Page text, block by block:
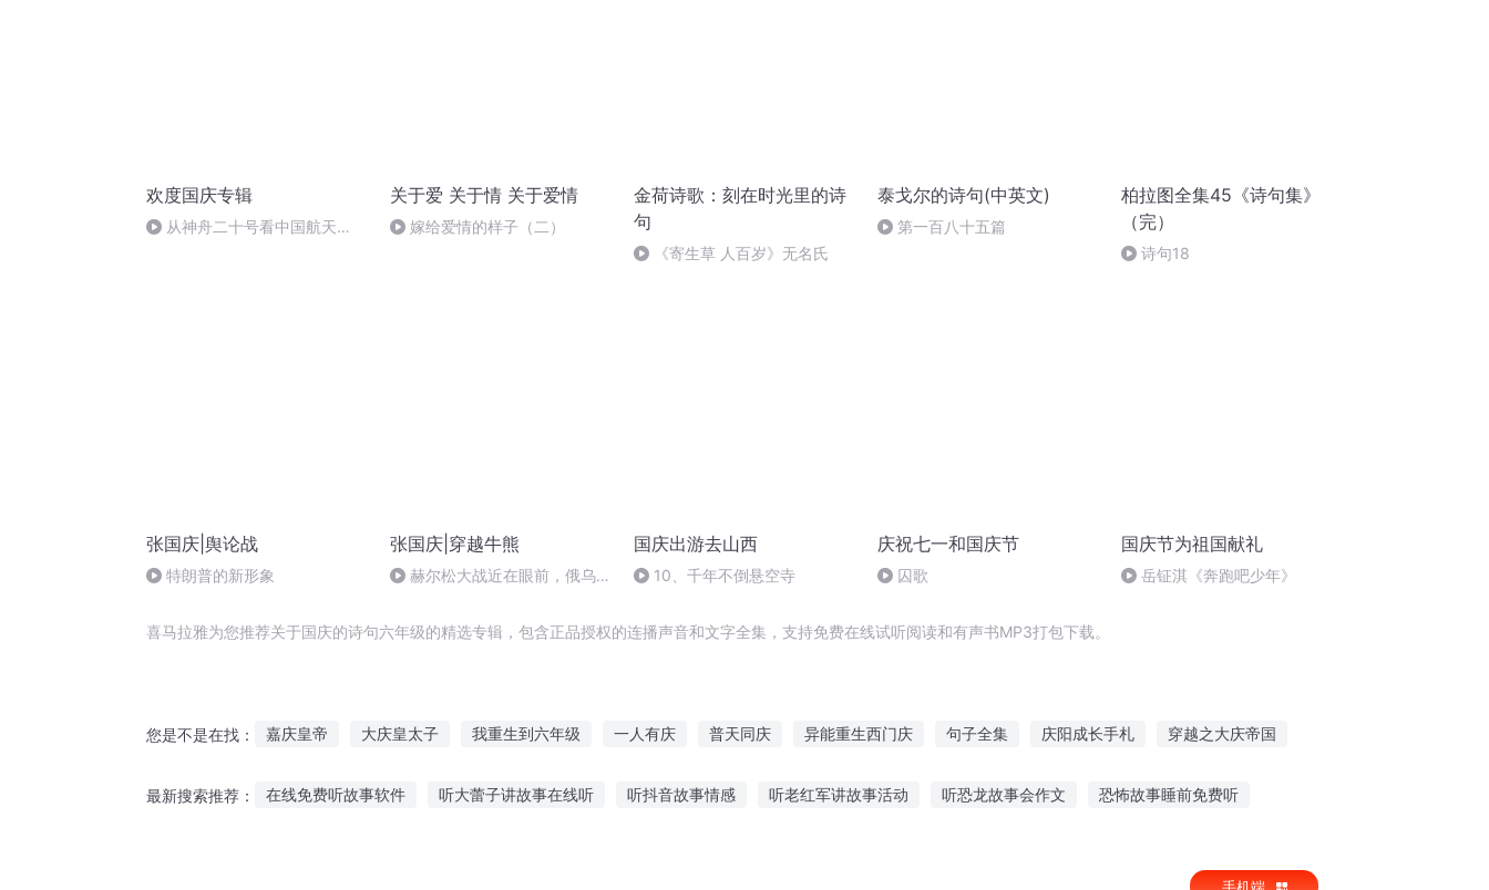
欢度国庆专辑
从神舟二十号看中国航天
关于爱 关于情 关于爱情
嫁给爱情的样子（二）
金荷诗歌：刻在时光里的诗
句
《寄生草 人百岁》无名氏
泰戈尔的诗句(中英文)
第一百八十五篇
柏拉图全集45《诗句集》
（完）
诗句18
张国庆|舆论战
特朗普的新形象
张国庆|穿越牛熊
赫尔松大战近在眼前，俄乌冲
国庆出游去山西
10、千年不倒悬空寺
庆祝七一和国庆节
囚歌
国庆节为祖国献礼
岳钲淇《奔跑吧少年》
喜马拉雅为您推荐关于国庆的诗句六年级的精选专辑，包含正品授权的连播声音和文字全集，支持免费在线试听阅读和有声书MP3打包下载。
您是不是在找： 嘉庆皇帝 大庆皇太子 我重生到六年级 一人有庆 普天同庆 异能重生西门庆 句子全集 庆阳成长手札 穿越之大庆帝国
最新搜索推荐： 在线免费听故事软件 听大蕾子讲故事在线听 听抖音故事情感 听老红军讲故事活动 听恐龙故事会作文 恐怖故事睡前免费听